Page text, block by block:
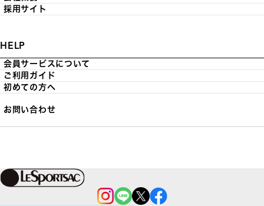
採用サイト
HELP
会員サービスについて
ご利用ガイド
初めての方へ
お問い合わせ